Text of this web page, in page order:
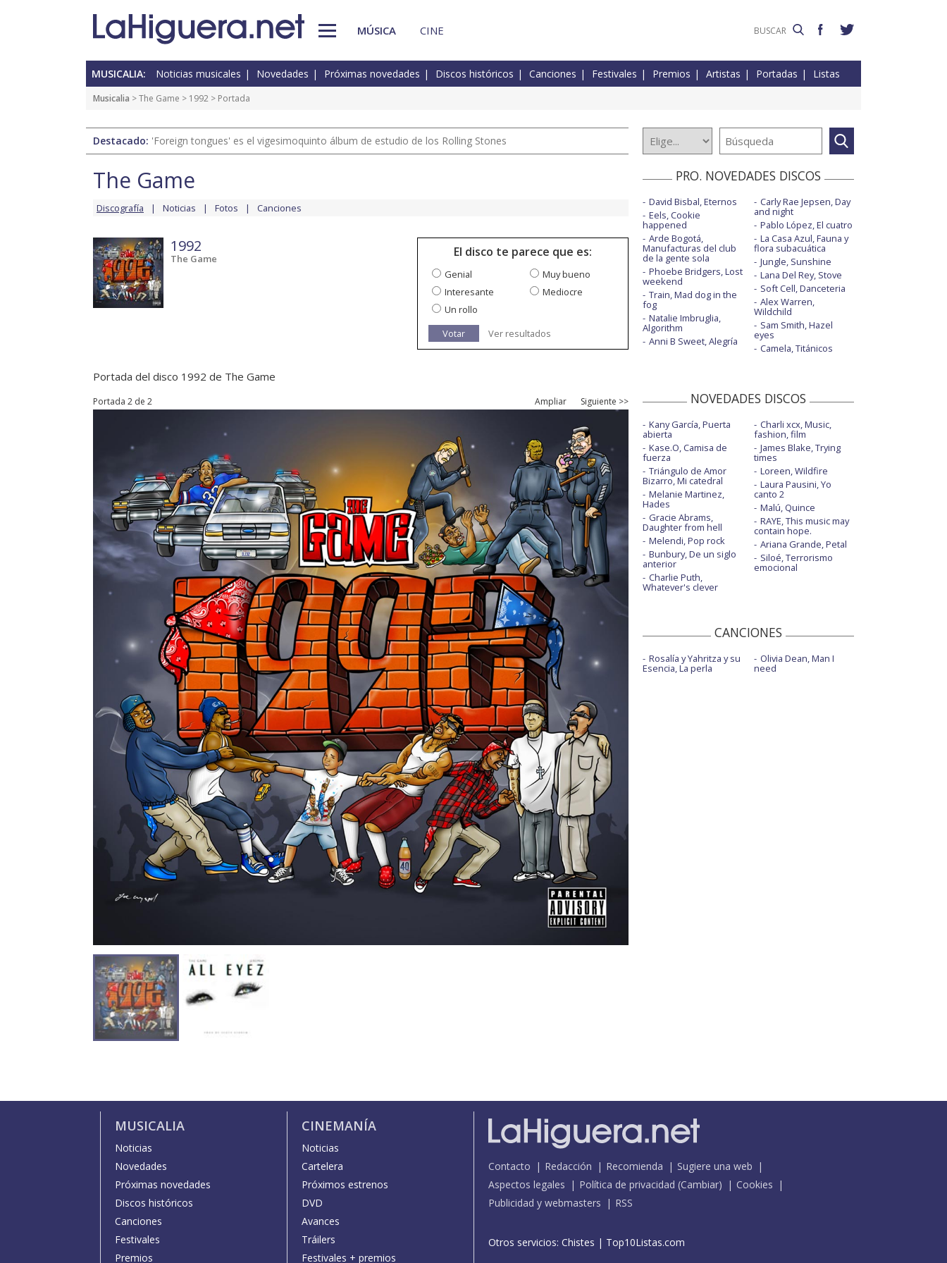
MÚSICA CINE
MUSICALIA: Noticias musicales Novedades Próximas novedades Discos históricos Canciones Festivales Premios Artistas Portadas Listas
Musicalia >The Game > 1992 > Portada
Destacado: 'Foreign tongues' es el vigesimoquinto álbum de estudio de los Rolling Stones
The Game
Discografía Noticias Fotos Canciones
1992
The Game El disco te parece que es:
Genial
Muy bueno
Interesante
Mediocre
Un rollo
Votar
Ver resultados
Portada del disco 1992 de The Game
Portada 2 de 2 Ampliar Siguiente >>
PRO. NOVEDADES DISCOS
David Bisbal, Eternos
Eels, Cookie
happened
Arde Bogotá,
Manufacturas del club
de la gente sola
Phoebe Bridgers, Lost
weekend
Train, Mad dog in the
fog
Natalie Imbruglia,
Algorithm
Anni B Sweet, Alegría
Carly Rae Jepsen, Day
and night
Pablo López, El cuatro
La Casa Azul, Fauna y
flora subacuática
Jungle, Sunshine
Lana Del Rey, Stove
Soft Cell, Danceteria
Alex Warren,
Wildchild
Sam Smith, Hazel
eyes
Camela, Titánicos
NOVEDADES DISCOS
Kany García, Puerta
abierta
Kase.O, Camisa de
fuerza
Triángulo de Amor
Bizarro, Mi catedral
Melanie Martinez,
Hades
Gracie Abrams,
Daughter from hell
Melendi, Pop rock
Bunbury, De un siglo
anterior
Charlie Puth,
Whatever's clever
Charli xcx, Music,
fashion, film
James Blake, Trying
times
Loreen, Wildfire
Laura Pausini, Yo
canto 2
Malú, Quince
RAYE, This music may
contain hope.
Ariana Grande, Petal
Siloé, Terrorismo
emocional
CANCIONES
Rosalía y Yahritza y su
Esencia, La perla
Olivia Dean, Man I
need
MUSICALIA
Noticias
Novedades
Próximas novedades
Discos históricos
Canciones
Festivales
Premios
CINEMANÍA
Noticias
Cartelera
Próximos estrenos
DVD
Avances
Tráilers
Festivales + premios
Contacto Redacción Recomienda
Sugiere una web
Aspectos legales
Política de privacidad (Cambiar)
Cookies
Publicidad y webmasters
RSS
Otros servicios: Chistes | Top10Listas.com